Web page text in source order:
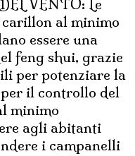
VENTO: Le
carillon al minimo
essere una
feng shui, grazie
per potenziare la
il controllo del
minimo
agli abitanti
i campanelli